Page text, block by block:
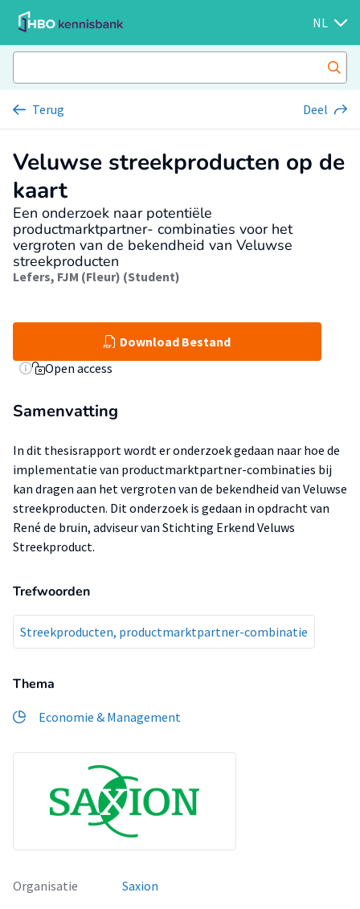
NL
Terug Deel
Veluwse streekproducten op de
kaart
Een onderzoek naar potentiële
productmarktpartner- combinaties voor het
vergroten van de bekendheid van Veluwse
streekproducten
Lefers, FJM (Fleur) (Student)
Download Bestand
Open access
Samenvatting
In dit thesisrapport wordt er onderzoek gedaan naar hoe de
implementatie van productmarktpartner-combinaties bij
kan dragen aan het vergroten van de bekendheid van Veluwse
streekproducten. Dit onderzoek is gedaan in opdracht van
René de bruin, adviseur van Stichting Erkend Veluws
Streekproduct.
Trefwoorden
Streekproducten, productmarktpartner-combinatie
Thema
Economie & Management
Organisatie
Saxion